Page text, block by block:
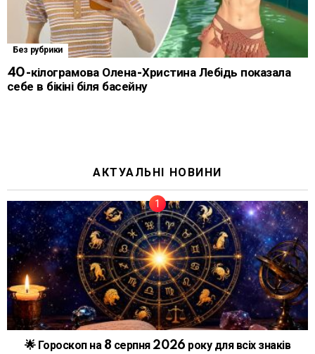
Без рубрики
40-кілограмова Олена-Христина Лебідь показала
себе в бікіні біля басейну
АКТУАЛЬНІ НОВИНИ
🌟 Гороскоп на 8 серпня 2026 року для всіх знаків